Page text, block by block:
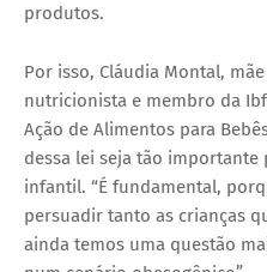
produtos.
Por isso, Cláudia Montal,
nutricionista e membro da
Ação de Alimentos para
dessa lei seja tão
infantil. “É fundamental,
persuadir tanto as crianças
ainda temos uma questão